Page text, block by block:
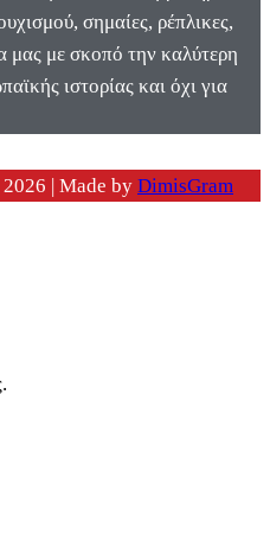
σημαίες, ρέπλικες,
μας με σκοπό την καλύτερη
ιστορίας και όχι για
| Made by DimisGram